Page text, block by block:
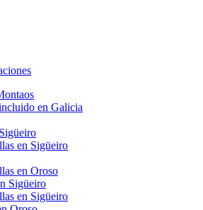
en Galicia
en Sigüeiro
en Oroso
Sigüeiro
en Sigüeiro